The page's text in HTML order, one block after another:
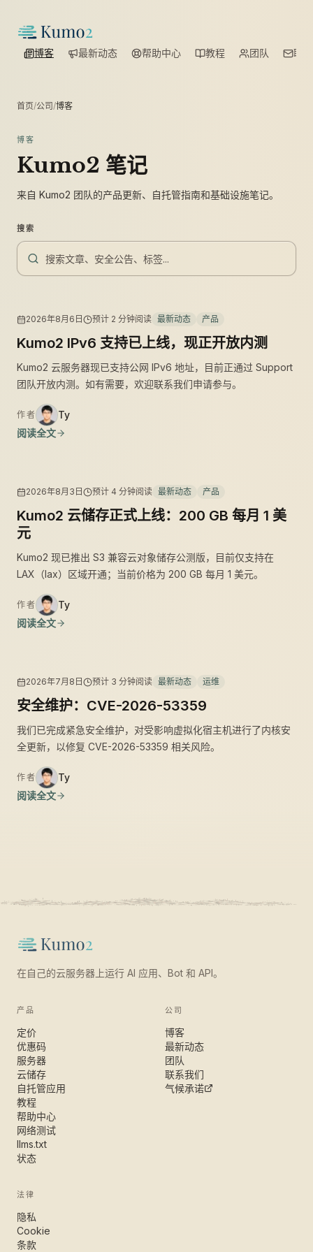
博客 最新动态 帮助中心 教程 团队 联
首页/公司/博客
博客
Kumo2 笔记
来自 Kumo2 团队的产品更新、自托管指南和基础设施笔记。
搜索
2026年8月6日 预计 2 分钟阅读 最新动态 产品
Kumo2 IPv6 支持已上线，现正开放内测
Kumo2 云服务器现已支持公网 IPv6 地址，目前正通过 Support
团队开放内测。如有需要，欢迎联系我们申请参与。
作者
Ty
阅读全文
2026年8月3日 预计 4 分钟阅读 最新动态 产品
Kumo2 云储存正式上线：200 GB 每月 1 美
元
Kumo2 现已推出 S3 兼容云对象储存公测版，目前仅支持在
LAX（lax）区域开通；当前价格为 200 GB 每月 1 美元。
作者
Ty
阅读全文
2026年7月8日 预计 3 分钟阅读 最新动态 运维
安全维护：CVE-2026-53359
我们已完成紧急安全维护，对受影响虚拟化宿主机进行了内核安
全更新，以修复 CVE-2026-53359 相关风险。
作者
Ty
阅读全文
在自己的云服务器上运行 AI 应用、Bot 和 API。
产品
定价
优惠码
服务器
云储存
自托管应用
教程
帮助中心
网络测试
llms.txt
状态
公司
博客
最新动态
团队
联系我们
气候承诺
法律
隐私
Cookie
条款